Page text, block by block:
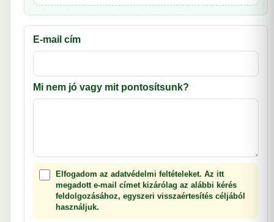
E-mail cím
Mi nem jó vagy mit pontosítsunk?
Elfogadom az adatvédelmi feltételeket. Az itt
megadott e-mail címet kizárólag az alábbi kérés
feldolgozásához, egyszeri visszaértesítés céljából
használjuk.